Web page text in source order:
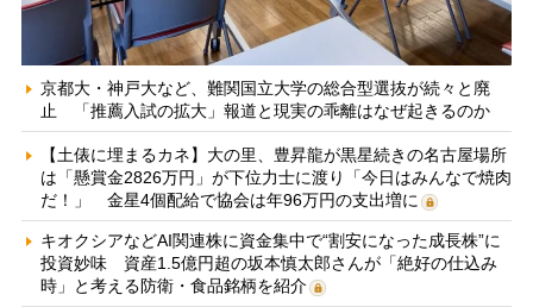
京都大・神戸大など、難関国立大学の総合型選抜が続々と廃
止 「推薦入試の拡大」報道と現実の乖離はなぜ起きるのか
【土俵に埋まるカネ】大の里、豊昇龍が黒星続きの名古屋場所
は「懸賞金2826万円」が下位力士に渡り「今日はみんなで焼肉
だ！」 金星4個配給で協会は年96万円の支出増に
キオクシアなどAI関連株に資金集中で“割安になった成長株”に
投資妙味 資産1.5億円超の坂本慎太郎さんが「絶好の仕込み
時」と考える防衛・食品銘柄を紹介